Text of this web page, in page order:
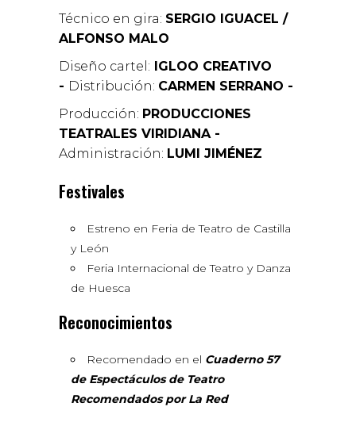
Técnico en gira: SERGIO IGUACEL /
ALFONSO MALO
Diseño cartel: IGLOO CREATIVO
- Distribución: CARMEN SERRANO -
Producción: PRODUCCIONES
TEATRALES VIRIDIANA -
Administración: LUMI JIMÉNEZ
Festivales
Estreno en Feria de Teatro de Castilla
y León
Feria Internacional de Teatro y Danza
de Huesca
Reconocimientos
Recomendado en el Cuaderno 57
de Espectáculos de Teatro
Recomendados por La Red